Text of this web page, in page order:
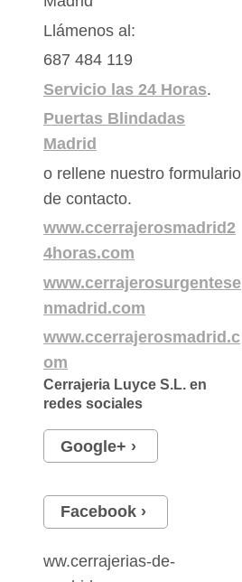
Llámenos al:
687 484 119
Servicio las 24 Horas.
Puertas Blindadas
Madrid
o rellene nuestro formulario
de contacto.
www.ccerrajerosmadrid2
4horas.com
www.cerrajerosurgentese
nmadrid.com
www.ccerrajerosmadrid.c
om
Cerrajeria Luyce S.L. en
redes sociales
Google+
Facebook
ww.cerrajerias-de-